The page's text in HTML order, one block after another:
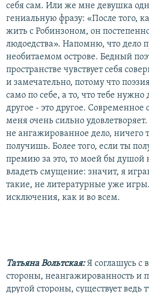
себя сам. Или же мне девушка
гениальную фразу: «После того,
жить с Робинзоном, он
людоедства». Напомню, что дело
необитаемом острове. Бедный
пространстве чувствует себя
и замечательно, потому что
само по себе, а то, что тебе нужно
другое - это другое. Современное
меня очень сильно
не ангажированное дело, ничего
получишь. Более того, если ты
премию за это, то моей бы душой
владеть смущение: значит, я
такие, не литературные уже
исключения, как и во всем.
Татьяна Вольтская:Я соглашусь с
стороны, неангажированность и
другой стороны, существует ведь